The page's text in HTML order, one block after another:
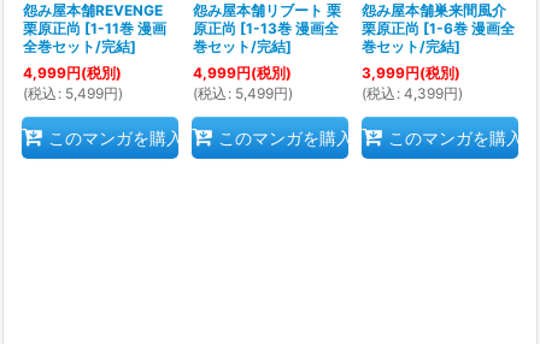
怨み屋本舗REVENGE
栗原正尚 [1-11巻 漫画
全巻セット/完結]
4,999円(税別)
(税込 : 5,499円)
このマンガを購入
怨み屋本舗リブート 栗
原正尚 [1-13巻 漫画全
巻セット/完結]
4,999円(税別)
(税込 : 5,499円)
このマンガを購入
怨み屋本舗巣来間風介
栗原正尚 [1-6巻 漫画全
巻セット/完結]
3,999円(税別)
(税込 : 4,399円)
このマンガを購入